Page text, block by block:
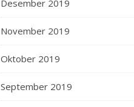
Desember 2019
November 2019
Oktober 2019
September 2019